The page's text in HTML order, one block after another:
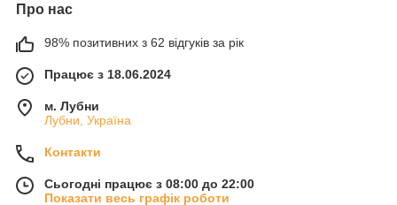
Про нас
98% позитивних з 62 відгуків за рік
Працює з 18.06.2024
м. Лубни
Лубни, Україна
Контакти
Сьогодні працює з 08:00 до 22:00
Показати весь графік роботи